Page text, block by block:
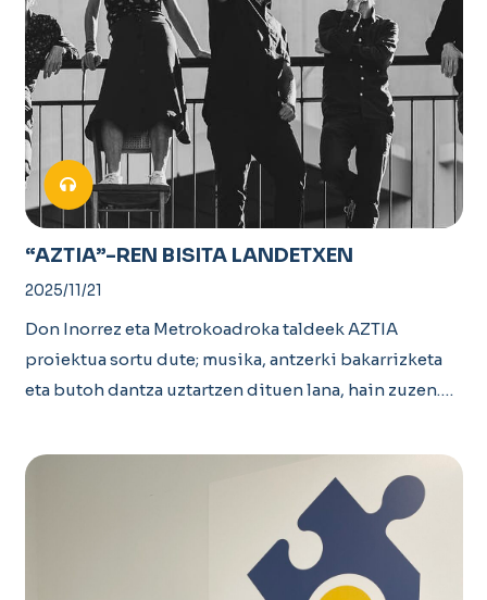
“AZTIA”-REN BISITA LANDETXEN
2025/11/21
Don Inorrez eta Metrokoadroka taldeek AZTIA
proiektua sortu dute; musika, antzerki bakarrizketa
eta butoh dantza uztartzen dituen lana, hain zuzen.…